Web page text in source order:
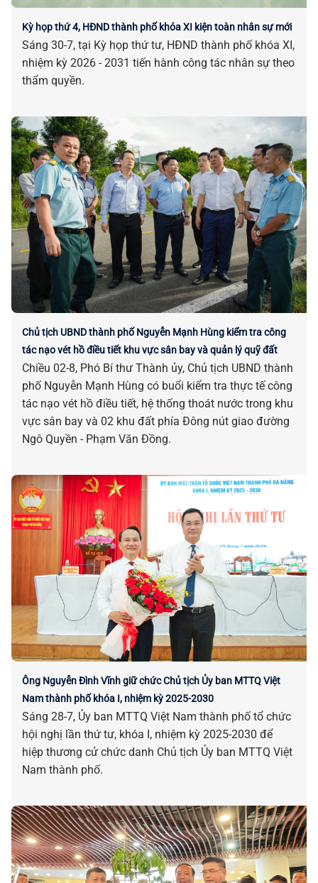
Kỳ họp thứ 4, HĐND thành phố khóa XI kiện toàn nhân sự mới
Sáng 30-7, tại Kỳ họp thứ tư, HĐND thành phố khóa XI,
nhiệm kỳ 2026 - 2031 tiến hành công tác nhân sự theo
thẩm quyền.
Chủ tịch UBND thành phố Nguyễn Mạnh Hùng kiểm tra công
tác nạo vét hồ điều tiết khu vực sân bay và quản lý quỹ đất
Chiều 02-8, Phó Bí thư Thành ủy, Chủ tịch UBND thành
phố Nguyễn Mạnh Hùng có buổi kiểm tra thực tế công
tác nạo vét hồ điều tiết, hệ thống thoát nước trong khu
vực sân bay và 02 khu đất phía Đông nút giao đường
Ngô Quyền - Phạm Văn Đồng.
Ông Nguyễn Đình Vĩnh giữ chức Chủ tịch Ủy ban MTTQ Việt
Nam thành phố khóa I, nhiệm kỳ 2025-2030
Sáng 28-7, Ủy ban MTTQ Việt Nam thành phố tổ chức
hội nghị lần thứ tư, khóa I, nhiệm kỳ 2025-2030 để
hiệp thương cử chức danh Chủ tịch Ủy ban MTTQ Việt
Nam thành phố.